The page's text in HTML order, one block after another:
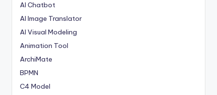
AI Chatbot
AI Image Translator
AI Visual Modeling
Animation Tool
ArchiMate
BPMN
C4 Model